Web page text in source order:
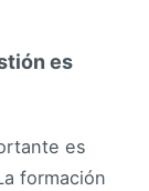
es
es
formación